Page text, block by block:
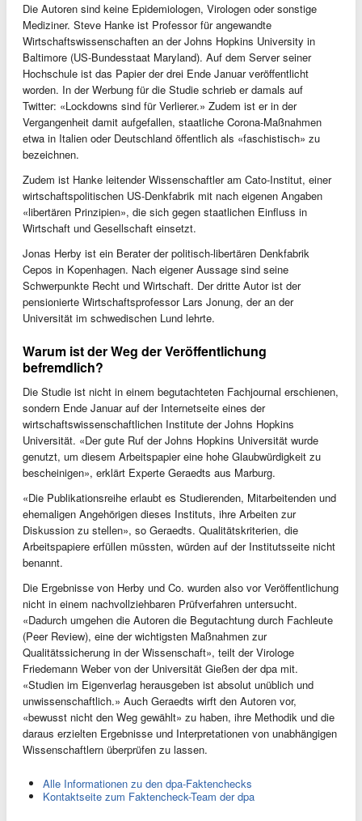
Die Autoren sind keine Epidemiologen, Virologen oder sonstige
Mediziner. Steve Hanke ist Professor für angewandte
Wirtschaftswissenschaften an der Johns Hopkins University in
Baltimore (US-Bundesstaat Maryland). Auf dem Server seiner
Hochschule ist das Papier der drei Ende Januar veröffentlicht
worden. In der Werbung für die Studie schrieb er damals auf
Twitter: «Lockdowns sind für Verlierer.» Zudem ist er in der
Vergangenheit damit aufgefallen, staatliche Corona-Maßnahmen
etwa in Italien oder Deutschland öffentlich als «faschistisch» zu
bezeichnen.
Zudem ist Hanke leitender Wissenschaftler am Cato-Institut, einer
wirtschaftspolitischen US-Denkfabrik mit nach eigenen Angaben
«libertären Prinzipien», die sich gegen staatlichen Einfluss in
Wirtschaft und Gesellschaft einsetzt.
Jonas Herby ist ein Berater der politisch-libertären Denkfabrik
Cepos in Kopenhagen. Nach eigener Aussage sind seine
Schwerpunkte Recht und Wirtschaft. Der dritte Autor ist der
pensionierte Wirtschaftsprofessor Lars Jonung, der an der
Universität im schwedischen Lund lehrte.
Warum ist der Weg der Veröffentlichung
befremdlich?
Die Studie ist nicht in einem begutachteten Fachjournal erschienen,
sondern Ende Januar auf der Internetseite eines der
wirtschaftswissenschaftlichen Institute der Johns Hopkins
Universität. «Der gute Ruf der Johns Hopkins Universität wurde
genutzt, um diesem Arbeitspapier eine hohe Glaubwürdigkeit zu
bescheinigen», erklärt Experte Geraedts aus Marburg.
«Die Publikationsreihe erlaubt es Studierenden, Mitarbeitenden und
ehemaligen Angehörigen dieses Instituts, ihre Arbeiten zur
Diskussion zu stellen», so Geraedts. Qualitätskriterien, die
Arbeitspapiere erfüllen müssten, würden auf der Institutsseite nicht
benannt.
Die Ergebnisse von Herby und Co. wurden also vor Veröffentlichung
nicht in einem nachvollziehbaren Prüfverfahren untersucht.
«Dadurch umgehen die Autoren die Begutachtung durch Fachleute
(Peer Review), eine der wichtigsten Maßnahmen zur
Qualitätssicherung in der Wissenschaft», teilt der Virologe
Friedemann Weber von der Universität Gießen der dpa mit.
«Studien im Eigenverlag herausgeben ist absolut unüblich und
unwissenschaftlich.» Auch Geraedts wirft den Autoren vor,
«bewusst nicht den Weg gewählt» zu haben, ihre Methodik und die
daraus erzielten Ergebnisse und Interpretationen von unabhängigen
Wissenschaftlern überprüfen zu lassen.
Alle Informationen zu den dpa-Faktenchecks
Kontaktseite zum Faktencheck-Team der dpa